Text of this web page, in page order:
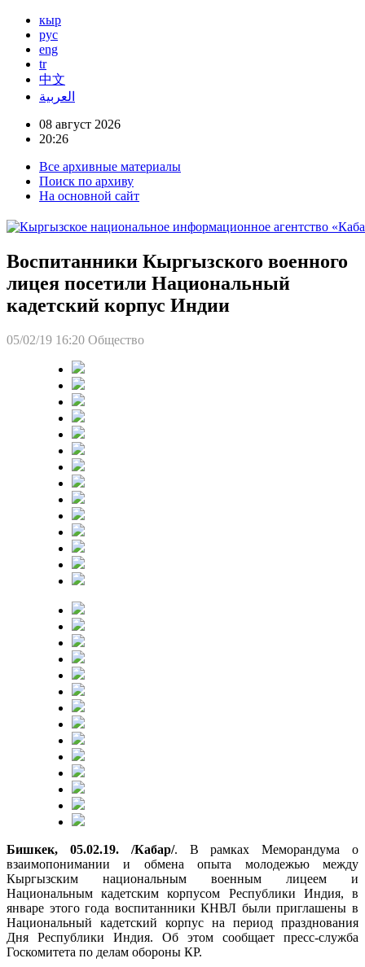
кыр
рус
eng
tr
中文
العربية
08 август 2026
20:26
Все архивные материалы
Поиск по архиву
На основной сайт
Воспитанники Кыргызского военного
лицея посетили Национальный
кадетский корпус Индии
05/02/19 16:20 Общество
Бишкек, 05.02.19. /Кабар/. В рамках Меморандума о
взаимопонимании и обмена опыта молодежью между
Кыргызским национальным военным лицеем и
Национальным кадетским корпусом Республики Индия, в
январе этого года воспитанники КНВЛ были приглашены в
Национальный кадетский корпус на период празднования
Дня Республики Индия. Об этом сообщает пресс-служба
Госкомитета по делам обороны КР.